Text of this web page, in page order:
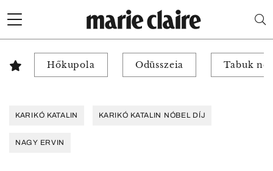
Hőkupola Odüsszeia Tabuk
KARIKÓ KATALIN KARIKÓ KATALIN NÓBEL DÍJ
NAGY ERVIN